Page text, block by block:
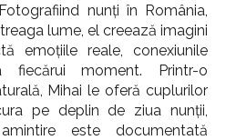
nunți în România,
lume, el creează imagini
emoțiile reale, conexiunile
fiecărui moment. Printr-o
Mihai le oferă cuplurilor
pe deplin de ziua nunții,
este documentată